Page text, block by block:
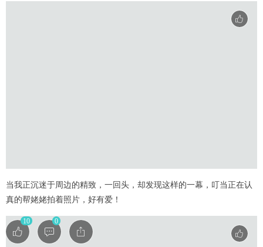
当我正沉迷于周边的精致，一回头，却发现这样的一幕，叮当正在认
真的帮姥姥拍着照片，好有爱！
10 0